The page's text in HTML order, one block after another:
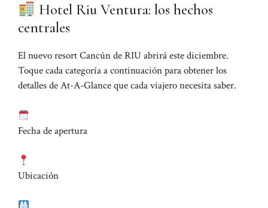
Hotel Riu Ventura: los hechos
centrales
El nuevo resort Cancún de RIU abrirá este diciembre.
Toque cada categoría a continuación para obtener los
detalles de At-A-Glance que cada viajero necesita saber.
Fecha de apertura
Ubicación